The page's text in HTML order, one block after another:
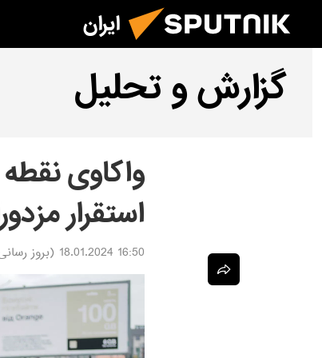
ایران
گزارش و تحلیل
واکاوی
استقرار
16:50 18.01.2024 (بروز